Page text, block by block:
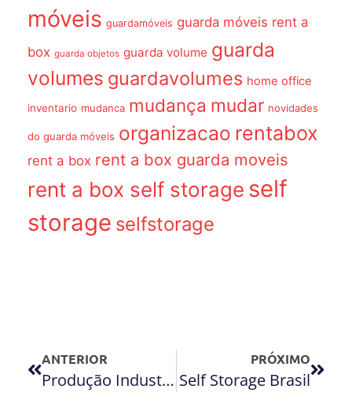
móveis guardamóveis guarda móveis rent a
box guarda objetos guarda volume guarda
volumes guardavolumes home office
inventario mudanca mudança mudar novidades
do guarda móveis organizacao rentabox
rent a box rent a box guarda moveis
rent a box self storage self
storage selfstorage
ANTERIOR
Produção Industrial cresce em Janeiro
PRÓXIMO
Self Storage Brasil